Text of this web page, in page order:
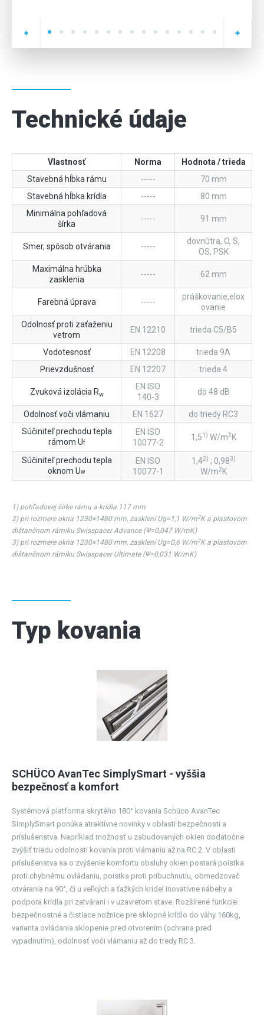
Technické údaje
Vlastnosť Norma
Hodnota / trieda
Stavebná hĺbka rámu
-----
70 mm
Stavebná hĺbka krídla
-----
80 mm
Minimálna pohľadová
šírka
----- 91 mm
Smer, spôsob otvárania -----
dovnútra, O, S,
OS, PSK
Maximálna hrúbka
zasklenia
----- 62 mm
Farebná úprava -----
práškovanie,elox
ovanie
Odolnosť proti zaťaženiu
vetrom
EN 12210 trieda C5/B5
Vodotesnosť EN 12208
trieda 9A
Prievzdušnosť
EN 12207 trieda 4
Zvuková izolácia Rw
EN ISO
140-3
do 48 dB
Odolnosť voči vlámaniu EN 1627
do triedy RC3
Súčiniteľ prechodu tepla
rámom Uf
EN ISO
10077-2
1,51) W/m2K
Súčiniteľ prechodu tepla
oknom Uw
EN ISO
10077-1
1,42) ; 0,983)
W/m2K
1) pohľadovej šírke rámu a krídla 117 mm
2) pri rozmere okna 1230×1480 mm, zasklení Ug=1,1 W/m2K a plastovom
dištančnom rámiku Swisspacer Advance (Ψ=0,047 W/mK)
3) pri rozmere okna 1230×1480 mm, zasklení Ug=0,6 W/m2K a plastovom
dištančnom rámiku Swisspacer Ultimate (Ψ=0,031 W/mK)
Typ kovania
SCHÜCO AvanTec SimplySmart - vyššia
bezpečnosť a komfort
Systémová platforma skrytého 180° kovania Schüco AvanTec
SimplySmart ponúka atraktívne novinky v oblasti bezpečnosti a
príslušenstva. Napríklad možnosť u zabudovaných okien dodatočne
zvýšiť triedu odolnosti kovania proti vlámaniu až na RC 2. V oblasti
príslušenstva sa o zvýšenie komfortu obsluhy okien postará poistka
proti chybnému ovládaniu, poistka proti pribuchnutiu, obmedzovač
otvárania na 90°, či u veľkých a ťažkých krídel inovatívne nábehy a
podpora krídla pri zatváraní i v uzavretom stave. Rozšírené funkcie:
bezpečnostné a čistiace nožnice pre sklopné krídlo do váhy 160kg,
varianta ovládania sklopenie pred otvorením (ochrana pred
vypadnutím), odolnosť voči vlámaniu až do tredy RC 3.